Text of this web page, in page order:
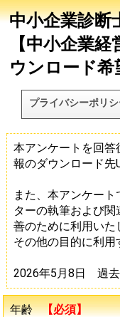
中小企業診断
【中小企業
ウンロード希
プライバシーポリ
本アンケートを回
報のダウンロード先
また、本アンケー
ターの執筆および
善のために利用いた
その他の目的に利用
2026年5月8日 過去
年齢 【必須】